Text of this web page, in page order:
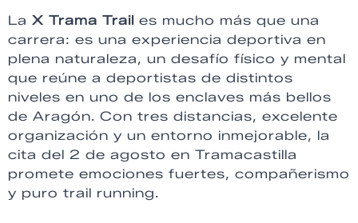
La X Trama Trail es mucho más que una
carrera: es una experiencia deportiva en
plena naturaleza, un desafío físico y mental
que reúne a deportistas de distintos
niveles en uno de los enclaves más bellos
de Aragón. Con tres distancias, excelente
organización y un entorno inmejorable, la
cita del 2 de agosto en Tramacastilla
promete emociones fuertes, compañerismo
y puro trail running.